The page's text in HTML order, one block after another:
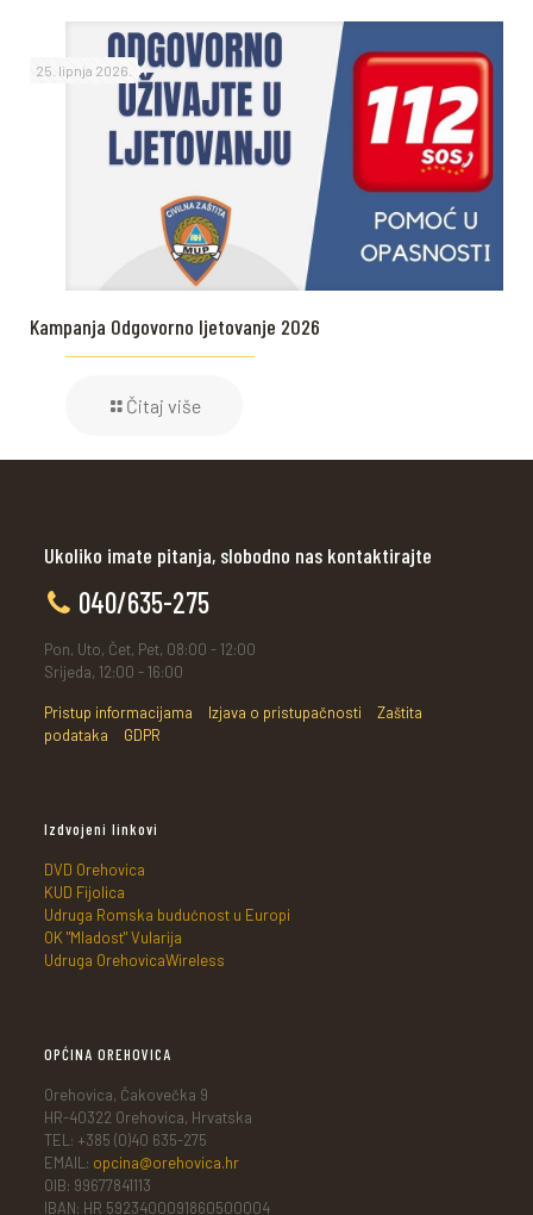
25. lipnja 2026.
Kampanja Odgovorno ljetovanje 2026
Čitaj više
Ukoliko imate pitanja, slobodno nas kontaktirajte
040/635-275
Pon, Uto, Čet, Pet, 08:00 - 12:00
Srijeda, 12:00 - 16:00
Pristup informacijama Izjava o pristupačnosti
Zaštita
podataka
GDPR
Izdvojeni linkovi
DVD Orehovica
KUD Fijolica
Udruga Romska budućnost u Europi
OK "Mladost" Vularija
Udruga OrehovicaWireless
OPĆINA OREHOVICA
Orehovica, Čakovečka 9
HR-40322 Orehovica, Hrvatska
TEL: +385 (0)40 635-275
EMAIL: opcina@orehovica.hr
OIB: 99677841113
IBAN: HR 5923400091860500004